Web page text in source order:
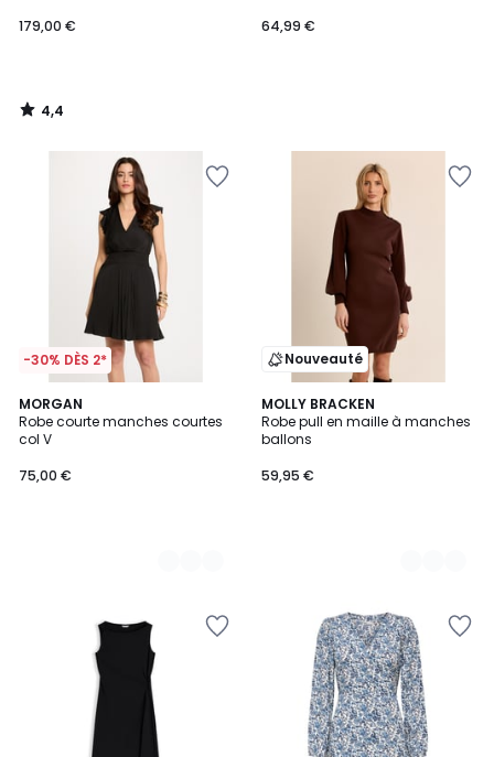
179,00 €
4,4
/
64,99 €
-30% DÈS 2*
MORGAN
Robe courte manches courtes
col V
75,00 €
2
Couleurs
Nouveauté
MOLLY BRACKEN
Robe pull en maille à manches
ballons
59,95 €
2
Couleurs